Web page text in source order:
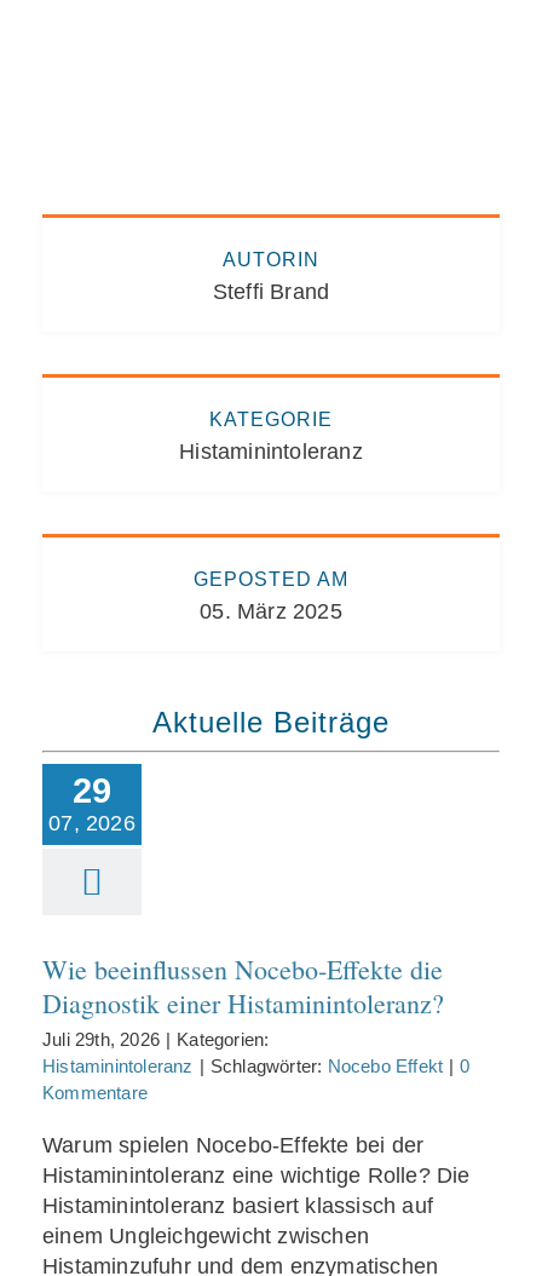
AUTORIN
Steffi Brand
KATEGORIE
Histaminintoleranz
GEPOSTED AM
05. März 2025
Aktuelle Beiträge
29
07, 2026
Wie beeinflussen Nocebo‑Effekte die
Diagnostik einer Histaminintoleranz?
Juli 29th, 2026 | Kategorien:
Histaminintoleranz | Schlagwörter: Nocebo Effekt | 0
Kommentare
Warum spielen Nocebo‑Effekte bei der
Histaminintoleranz eine wichtige Rolle? Die
Histaminintoleranz basiert klassisch auf
einem Ungleichgewicht zwischen
Histaminzufuhr und dem enzymatischen